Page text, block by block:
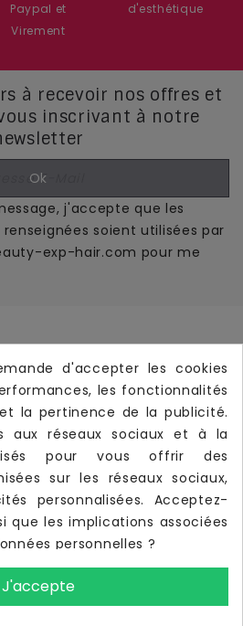
Paypal et
Virement
d'esthétique
à recevoir nos offres et
inscrivant à notre
j'accepte que les
soient utilisées par
exp-hair.com pour me



Rapide
190 €d’achat TTC
d'accepter les cookies
les fonctionnalités
la pertinence de la publicité.
aux réseaux sociaux et à la
pour vous offrir des
sur les réseaux sociaux,
personnalisées. Acceptez-
que les implications associées
personnelles ?
J'accepte